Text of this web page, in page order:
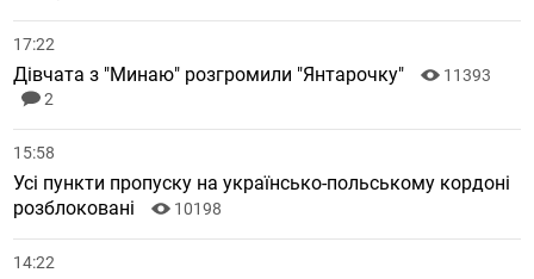
17:22
Дівчата з "Минаю" розгромили "Янтарочку"
11393
2
15:58
Усі пункти пропуску на українсько-польському кордоні
розблоковані
10198
14:22